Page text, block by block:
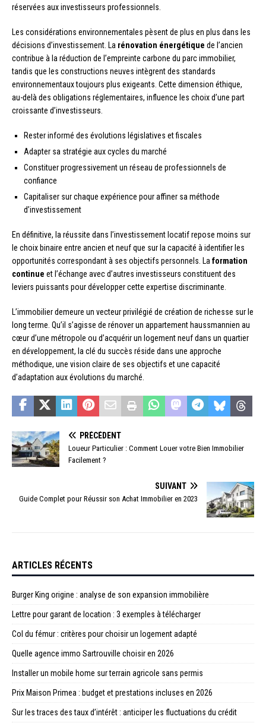
réservées aux investisseurs professionnels.
Les considérations environnementales pèsent de plus en plus dans les
décisions d’investissement. La rénovation énergétique de l’ancien
contribue à la réduction de l’empreinte carbone du parc immobilier,
tandis que les constructions neuves intègrent des standards
environnementaux toujours plus exigeants. Cette dimension éthique,
au-delà des obligations réglementaires, influence les choix d’une part
croissante d’investisseurs.
Rester informé des évolutions législatives et fiscales
Adapter sa stratégie aux cycles du marché
Constituer progressivement un réseau de professionnels de
confiance
Capitaliser sur chaque expérience pour affiner sa méthode
d’investissement
En définitive, la réussite dans l’investissement locatif repose moins sur
le choix binaire entre ancien et neuf que sur la capacité à identifier les
opportunités correspondant à ses objectifs personnels. La formation
continue et l’échange avec d’autres investisseurs constituent des
leviers puissants pour développer cette expertise discriminante.
L’immobilier demeure un vecteur privilégié de création de richesse sur le
long terme. Qu’il s’agisse de rénover un appartement haussmannien au
cœur d’une métropole ou d’acquérir un logement neuf dans un quartier
en développement, la clé du succès réside dans une approche
méthodique, une vision claire de ses objectifs et une capacité
d’adaptation aux évolutions du marché.
PRÉCÉDENT
Loueur Particulier : Comment Louer votre Bien Immobilier
Facilement ?
SUIVANT
Guide Complet pour Réussir son Achat Immobilier en 2023
ARTICLES RÉCENTS
Burger King origine : analyse de son expansion immobilière
Lettre pour garant de location : 3 exemples à télécharger
Col du fémur : critères pour choisir un logement adapté
Quelle agence immo Sartrouville choisir en 2026
Installer un mobile home sur terrain agricole sans permis
Prix Maison Primea : budget et prestations incluses en 2026
Sur les traces des taux d’intérêt : anticiper les fluctuations du crédit